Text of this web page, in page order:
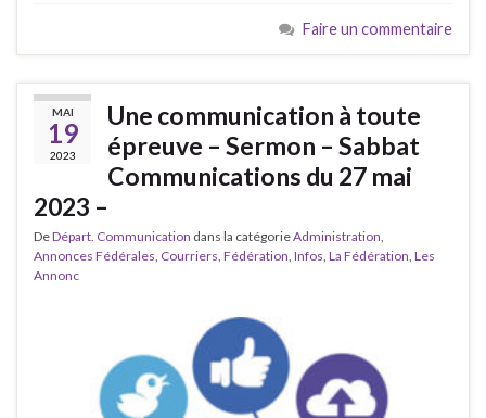
Faire un commentaire
MAI
19
2023
Une communication à toute
épreuve – Sermon – Sabbat
Communications du 27 mai
2023 –
DeDépart. Communication dans la catégorieAdministration
Annonces Fédérales Courriers Fédération Infos La Fédération Les
Annonc